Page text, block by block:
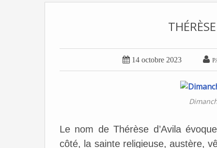
 14 octobre 2023 
Le nom de Thérèse d’Avila
côté, la sainte religieuse, austère,